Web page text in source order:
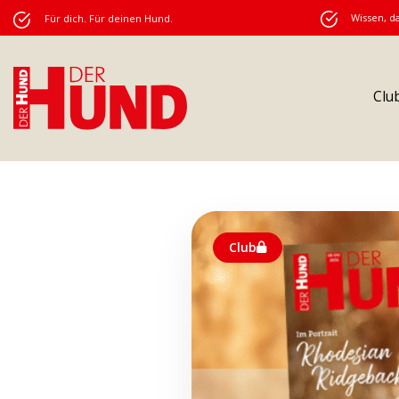
Für dich. Für deinen Hund. Wissen,
Club